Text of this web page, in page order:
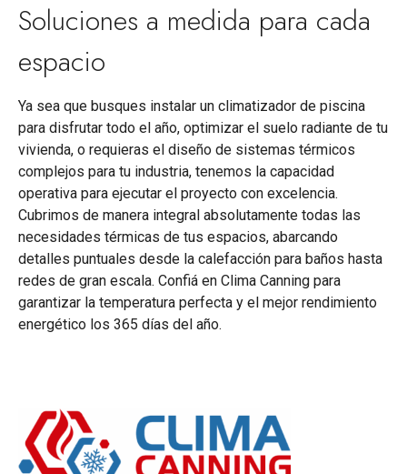
Soluciones a medida para cada
espacio
Ya sea que busques instalar un climatizador de piscina
para disfrutar todo el año, optimizar el suelo radiante de tu
vivienda, o requieras el diseño de sistemas térmicos
complejos para tu industria, tenemos la capacidad
operativa para ejecutar el proyecto con excelencia.
Cubrimos de manera integral absolutamente todas las
necesidades térmicas de tus espacios, abarcando
detalles puntuales desde la calefacción para baños hasta
redes de gran escala. Confiá en Clima Canning para
garantizar la temperatura perfecta y el mejor rendimiento
energético los 365 días del año.